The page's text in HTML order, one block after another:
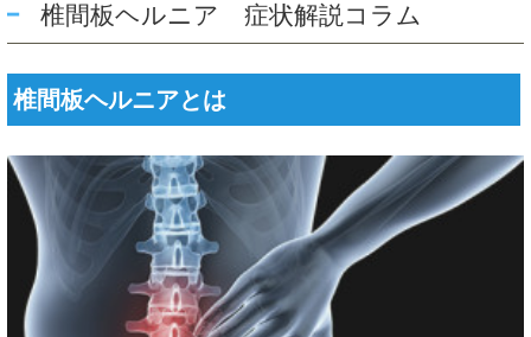
椎間板ヘルニア 症状解説コラム
椎間板ヘルニアとは